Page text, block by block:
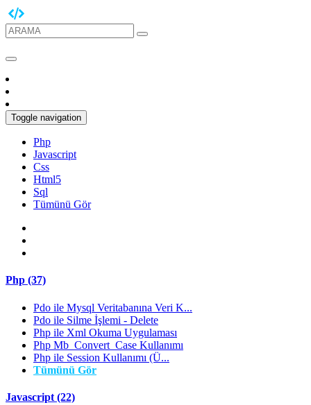
Toggle navigation
Php
Javascript
Css
Html5
Sql
Tümünü Gör
Php (37)
Pdo ile Mysql Veritabanına Veri K...
Pdo ile Silme İşlemi - Delete
Php ile Xml Okuma Uygulaması
Php Mb_Convert_Case Kullanımı
Php ile Session Kullanımı (Ü...
Tümünü Gör
Javascript (22)